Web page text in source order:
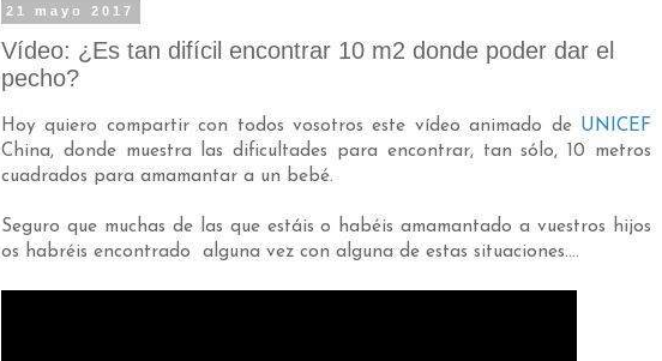
21 mayo 2017
Vídeo: ¿Es tan difícil encontrar 10 m2 donde poder dar el
pecho?
Hoy quiero compartir con todos vosotros este vídeo animado de UNICEF
China, donde muestra las dificultades para encontrar, tan sólo, 10 metros
cuadrados para amamantar a un bebé.
Seguro que muchas de las que estáis o habéis amamantado a vuestros hijos
os habréis encontrado alguna vez con alguna de estas situaciones....